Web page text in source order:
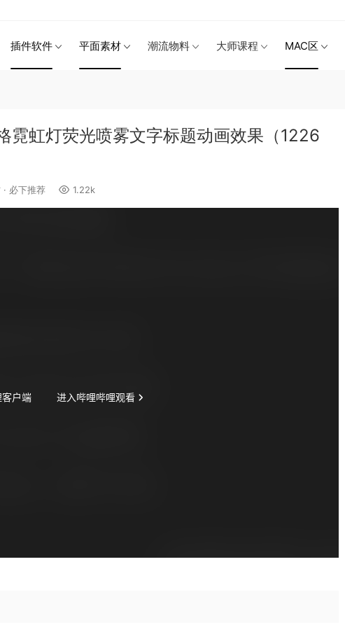
插件软件 平面素材 潮流物料 大师课程 MAC区
霓虹灯荧光喷雾文字标题动画效果（1226
· 必下推荐 1.22k